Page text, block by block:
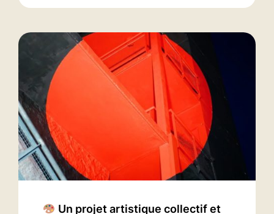
Un projet artistique collectif et